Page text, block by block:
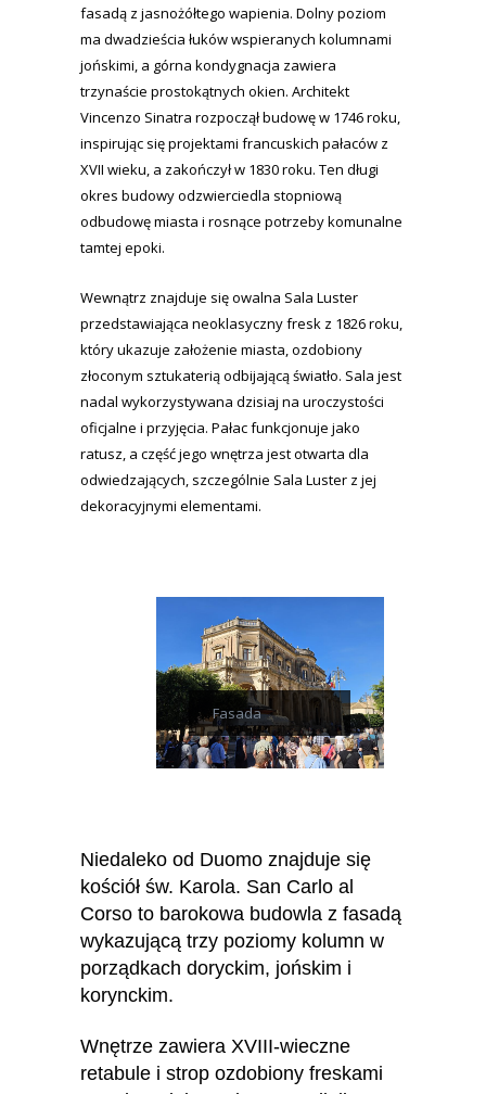
fasadą z jasnożółtego wapienia. Dolny poziom
ma dwadzieścia łuków wspieranych kolumnami
jońskimi, a górna kondygnacja zawiera
trzynaście prostokątnych okien. Architekt
Vincenzo Sinatra rozpoczął budowę w 1746 roku,
inspirując się projektami francuskich pałaców z
XVII wieku, a zakończył w 1830 roku. Ten długi
okres budowy odzwierciedla stopniową
odbudowę miasta i rosnące potrzeby komunalne
tamtej epoki.
Wewnątrz znajduje się owalna Sala Luster
przedstawiająca neoklasyczny fresk z 1826 roku,
który ukazuje założenie miasta, ozdobiony
złoconym sztukaterią odbijającą światło. Sala jest
nadal wykorzystywana dzisiaj na uroczystości
oficjalne i przyjęcia. Pałac funkcjonuje jako
ratusz, a część jego wnętrza jest otwarta dla
odwiedzających, szczególnie Sala Luster z jej
dekoracyjnymi elementami.
Fasada
Niedaleko od Duomo znajduje się
kościół św. Karola. San Carlo al
Corso to barokowa budowla z fasadą
wykazującą trzy poziomy kolumn w
porządkach doryckim, jońskim i
korynckim.
Wnętrze zawiera XVIII-wieczne
retabule i strop ozdobiony freskami